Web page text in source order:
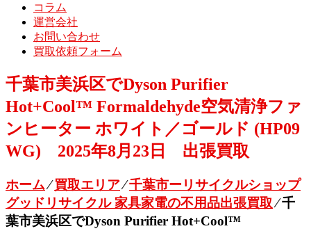
コラム
運営会社
お問い合わせ
買取依頼フォーム
千葉市美浜区でDyson Purifier
Hot+Cool™ Formaldehyde空気清浄ファ
ンヒーター ホワイト／ゴールド (HP09
WG) 2025年8月23日 出張買取
ホーム⁄買取エリア⁄千葉市ーリサイクルショップ
グッドリサイクル 家具家電の不用品出張買取⁄千
葉市美浜区でDyson Purifier Hot+Cool™